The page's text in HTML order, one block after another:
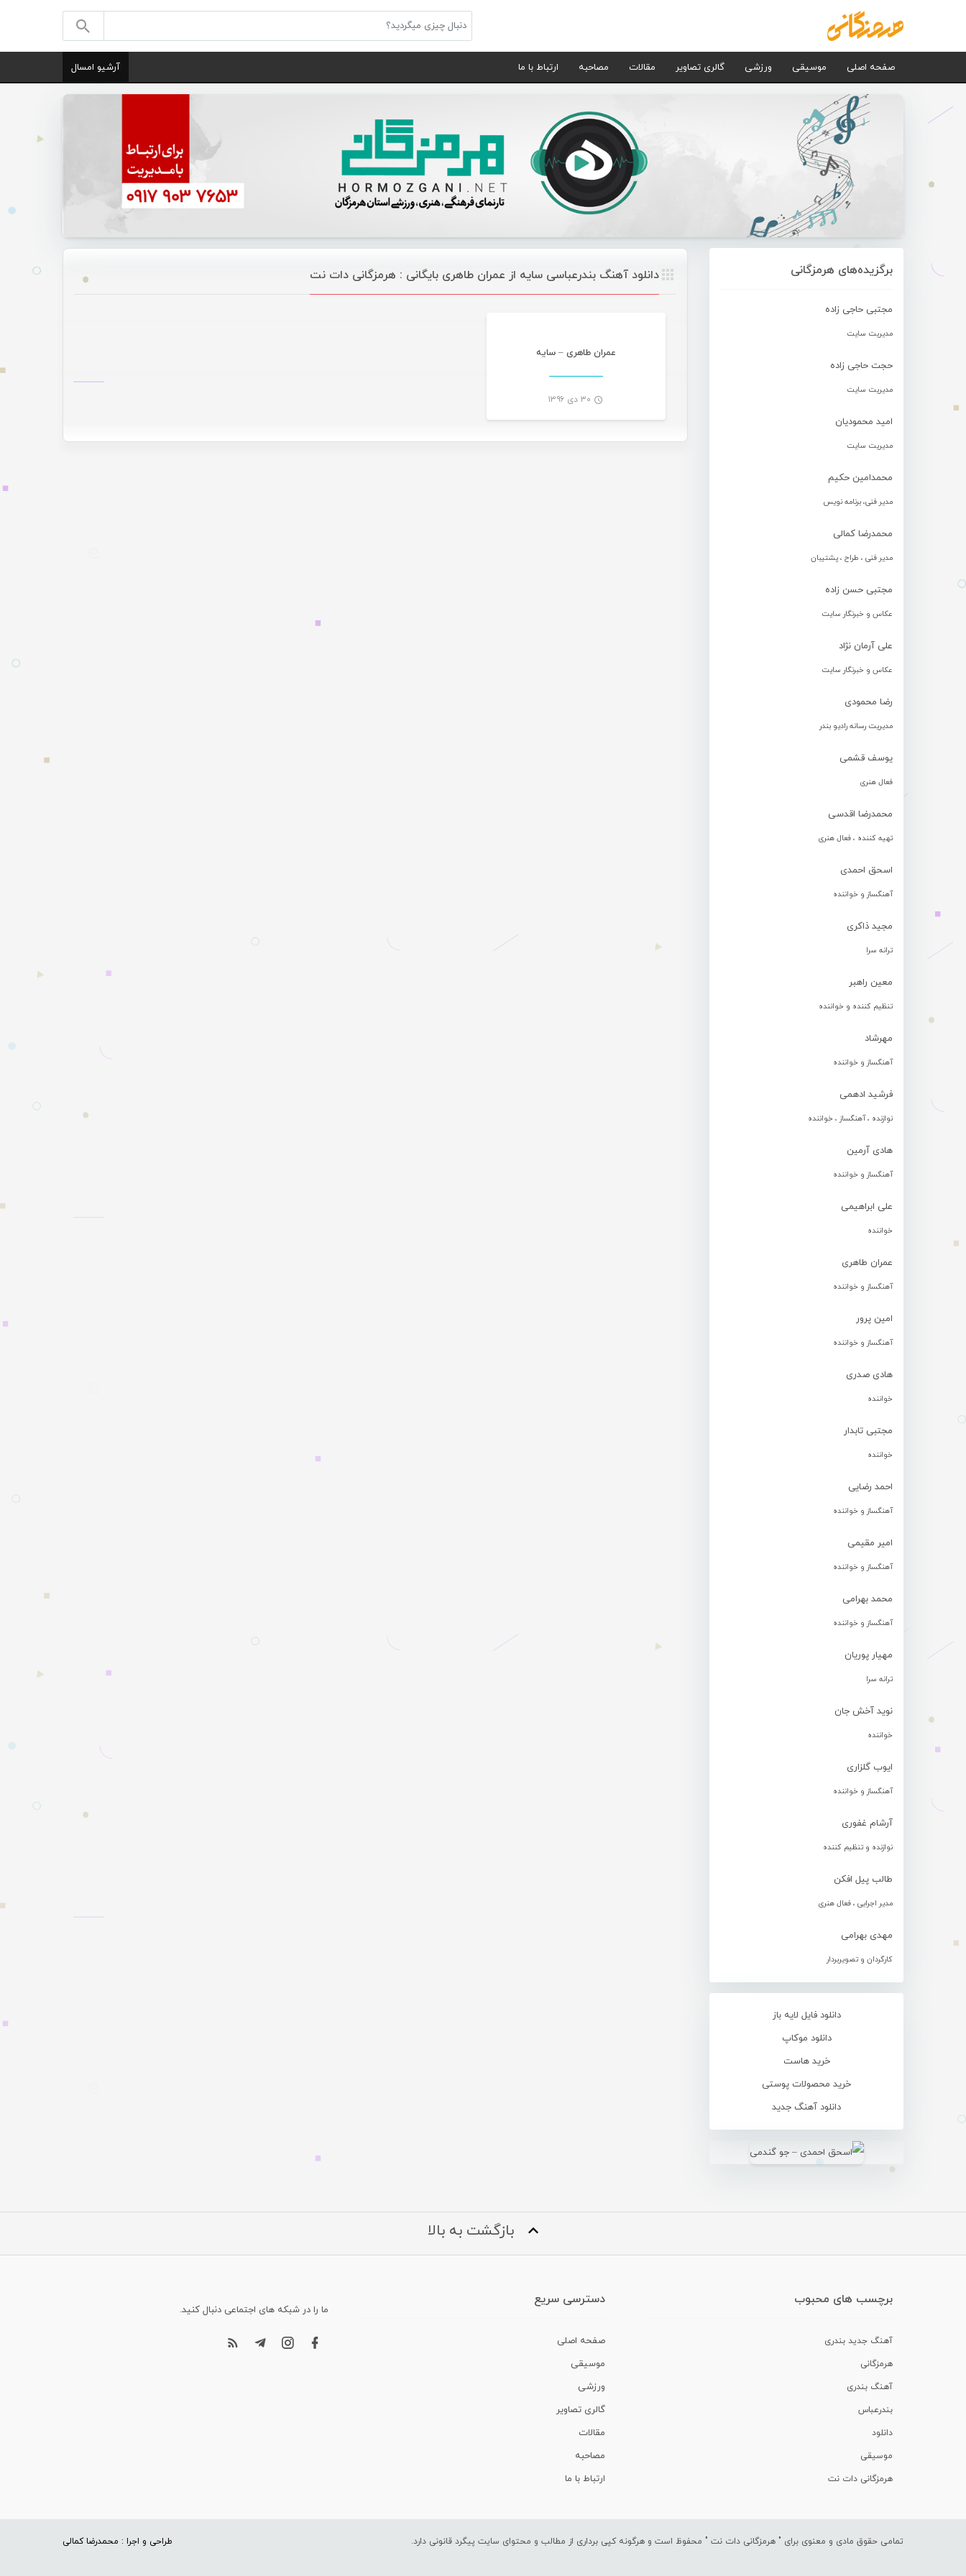
صفحه اصلی موسیقی ورزشی گالری تصاویر مقالات مصاحبه ارتباط با ما آرشیو امسال
برگزیده‌های هرمزگانی
مجتبی حاجی زاده
مدیریت سایت
حجت حاجی زاده
مدیریت سایت
امید محمودیان
مدیریت سایت
محمدامین حکیم
مدیر فنی، برنامه نویس
محمدرضا کمالی
مدیر فنی ، طراح ، پشتیبان
مجتبی حسن زاده
عکاس و خبرنگار سایت
علی آرمان نژاد
عکاس و خبرنگار سایت
رضا محمودی
مدیریت رسانه رادیو بندر
یوسف قشمی
فعال هنری
محمدرضا اقدسی
تهیه کننده ، فعال هنری
اسحق احمدی
آهنگساز و خواننده
مجید ذاکری
ترانه سرا
معین راهبر
تنظیم کننده و خواننده
مهرشاد
آهنگساز و خواننده
فرشید ادهمی
نوازنده ، آهنگساز ، خواننده
هادی آرمین
آهنگساز و خواننده
علی ابراهیمی
خواننده
عمران طاهری
آهنگساز و خواننده
امین پرور
آهنگساز و خواننده
هادی صدری
خواننده
مجتبی تابدار
خواننده
احمد رضایی
آهنگساز و خواننده
امیر مقیمی
آهنگساز و خواننده
محمد بهرامی
آهنگساز و خواننده
مهیار پوریان
ترانه سرا
نوید آخش جان
خواننده
ایوب گلزاری
آهنگساز و خواننده
آرشام غفوری
نوازنده و تنظیم کننده
طالب پیل افکن
مدیر اجرایی ، فعال هنری
مهدی بهرامی
کارگردان و تصویربردار
دانلود فایل لایه باز
دانلود موکاپ
خرید هاست
خرید محصولات پوستی
دانلود آهنگ جدید
دانلود آهنگ بندرعباسی سایه از عمران طاهری بایگانی : هرمزگانی دات نت
عمران طاهری – سایه
۳۰ دی ۱۳۹۶
بازگشت به بالا
برچسب های محبوب
آهنگ جدید بندری
هرمزگانی
آهنگ بندری
بندرعباس
دانلود
موسیقی
هرمزگانی دات نت
دسترسی سریع
صفحه اصلی
موسیقی
ورزشی
گالری تصاویر
مقالات
مصاحبه
ارتباط با ما
ما را در شبکه های اجتماعی دنبال کنید.
تمامی حقوق مادی و معنوی برای " هرمزگانی دات نت " محفوظ است و هرگونه کپی برداری از مطالب و محتوای سایت پیگرد قانونی دارد. طراحی و اجرا : محمدرضا کمالی